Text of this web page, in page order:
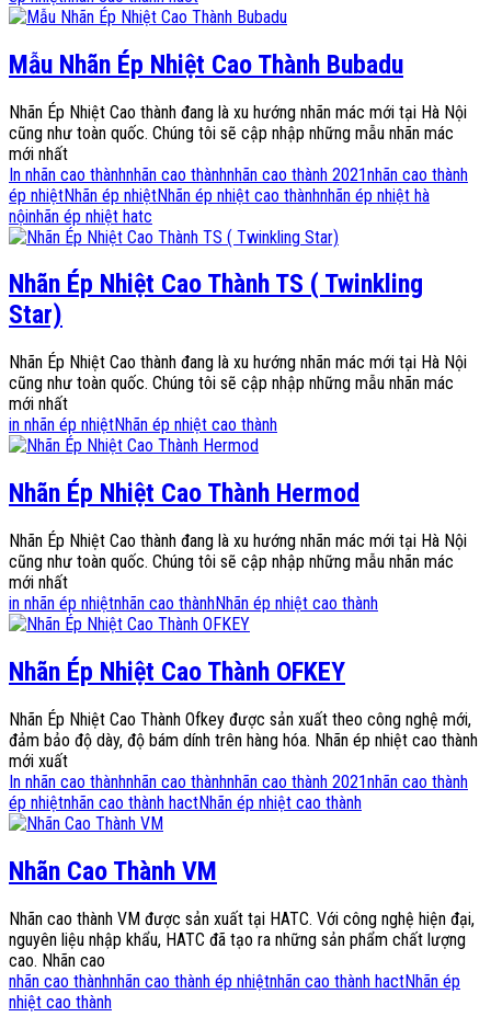
Mẫu Nhãn Ép Nhiệt Cao Thành Bubadu
Nhãn Ép Nhiệt Cao thành đang là xu hướng nhãn mác mới tại Hà Nội
cũng như toàn quốc. Chúng tôi sẽ cập nhập những mẫu nhãn mác
mới nhất
In nhãn cao thànhnhãn cao thànhnhãn cao thành 2021nhãn cao thành
ép nhiệtNhãn ép nhiệtNhãn ép nhiệt cao thànhnhãn ép nhiệt hà
nộinhãn ép nhiệt hatc
Nhãn Ép Nhiệt Cao Thành TS ( Twinkling
Star)
Nhãn Ép Nhiệt Cao thành đang là xu hướng nhãn mác mới tại Hà Nội
cũng như toàn quốc. Chúng tôi sẽ cập nhập những mẫu nhãn mác
mới nhất
in nhãn ép nhiệtNhãn ép nhiệt cao thành
Nhãn Ép Nhiệt Cao Thành Hermod
Nhãn Ép Nhiệt Cao thành đang là xu hướng nhãn mác mới tại Hà Nội
cũng như toàn quốc. Chúng tôi sẽ cập nhập những mẫu nhãn mác
mới nhất
in nhãn ép nhiệtnhãn cao thànhNhãn ép nhiệt cao thành
Nhãn Ép Nhiệt Cao Thành OFKEY
Nhãn Ép Nhiệt Cao Thành Ofkey được sản xuất theo công nghệ mới,
đảm bảo độ dày, độ bám dính trên hàng hóa. Nhãn ép nhiệt cao thành
mới xuất
In nhãn cao thànhnhãn cao thànhnhãn cao thành 2021nhãn cao thành
ép nhiệtnhãn cao thành hactNhãn ép nhiệt cao thành
Nhãn Cao Thành VM
Nhãn cao thành VM được sản xuất tại HATC. Với công nghệ hiện đại,
nguyên liệu nhập khẩu, HATC đã tạo ra những sản phẩm chất lượng
cao. Nhãn cao
nhãn cao thànhnhãn cao thành ép nhiệtnhãn cao thành hactNhãn ép
nhiệt cao thành